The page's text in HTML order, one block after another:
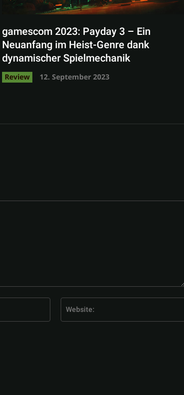
gamescom 2023: Payday 3 – Ein
Neuanfang im Heist-Genre dank
dynamischer Spielmechanik
Review 12. September 2023
Mail:*